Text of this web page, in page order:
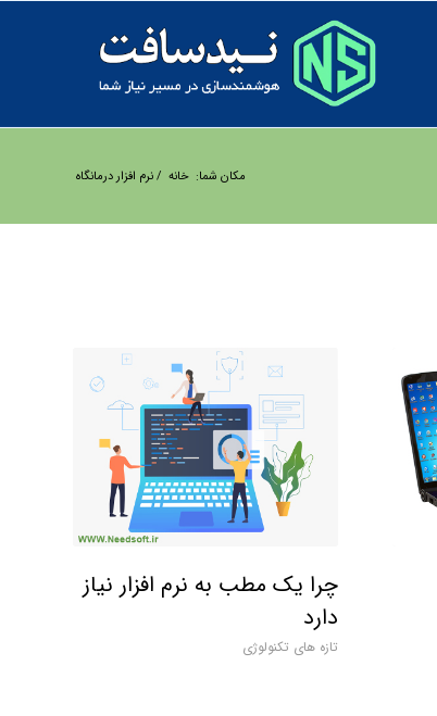
مکان شما: خانه /نرم افزار درمانگاه
چرا یک مطب به نرم افزار نیاز
دارد
تازه های تکنولوژی